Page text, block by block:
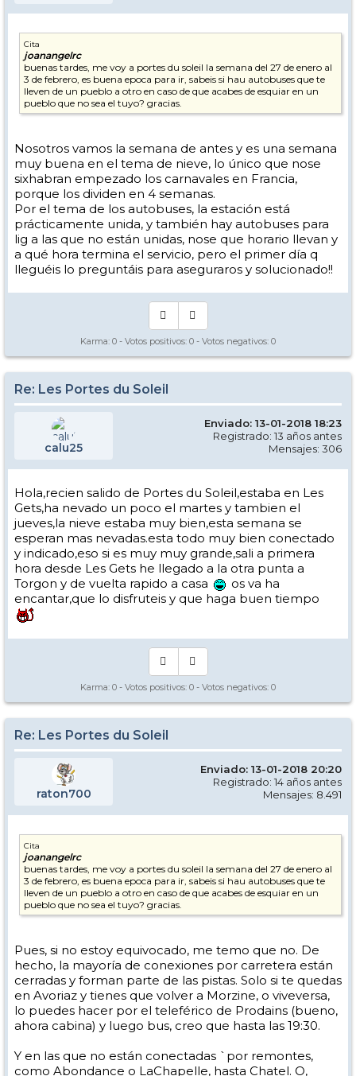
Cita
joanangelrc
buenas tardes, me voy a portes du soleil la semana del 27 de enero al
3 de febrero, es buena epoca para ir, sabeis si hau autobuses que te
lleven de un pueblo a otro en caso de que acabes de esquiar en un
pueblo que no sea el tuyo? gracias.
Nosotros vamos la semana de antes y es una semana
muy buena en el tema de nieve, lo único que nose
sixhabran empezado los carnavales en Francia,
porque los dividen en 4 semanas.
Por el tema de los autobuses, la estación está
prácticamente unida, y también hay autobuses para
lig a las que no están unidas, nose que horario llevan y
a qué hora termina el servicio, pero el primer día q
lleguéis lo preguntáis para aseguraros y solucionado!!
Karma: 0 - Votos positivos: 0 - Votos negativos: 0
Re: Les Portes du Soleil
calu25
Enviado: 13-01-2018 18:23
Registrado: 13 años antes
Mensajes: 306
Hola,recien salido de Portes du Soleil,estaba en Les
Gets,ha nevado un poco el martes y tambien el
jueves,la nieve estaba muy bien,esta semana se
esperan mas nevadas.esta todo muy bien conectado
y indicado,eso si es muy muy grande,sali a primera
hora desde Les Gets he llegado a la otra punta a
Torgon y de vuelta rapido a casa
os va ha
encantar,que lo disfruteis y que haga buen tiempo
Karma: 0 - Votos positivos: 0 - Votos negativos: 0
Re: Les Portes du Soleil
raton700
Enviado: 13-01-2018 20:20
Registrado: 14 años antes
Mensajes: 8.491
Cita
joanangelrc
buenas tardes, me voy a portes du soleil la semana del 27 de enero al
3 de febrero, es buena epoca para ir, sabeis si hau autobuses que te
lleven de un pueblo a otro en caso de que acabes de esquiar en un
pueblo que no sea el tuyo? gracias.
Pues, si no estoy equivocado, me temo que no. De
hecho, la mayoría de conexiones por carretera están
cerradas y forman parte de las pistas. Solo si te quedas
en Avoriaz y tienes que volver a Morzine, o viveversa,
lo puedes hacer por el teleférico de Prodains (bueno,
ahora cabina) y luego bus, creo que hasta las 19:30.
Y en las que no están conectadas `por remontes,
como Abondance o LaChapelle, hasta Chatel. O,